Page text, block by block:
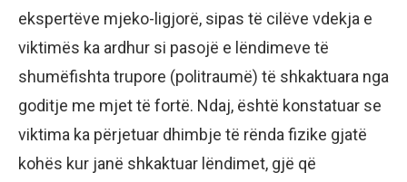
ekspertëve mjeko-ligjorë, sipas të cilëve vdekja e
viktimës ka ardhur si pasojë e lëndimeve të
shumëfishta trupore (politraumë) të shkaktuara nga
goditje me mjet të fortë. Ndaj, është konstatuar se
viktima ka përjetuar dhimbje të rënda fizike gjatë
kohës kur janë shkaktuar lëndimet, gjë që